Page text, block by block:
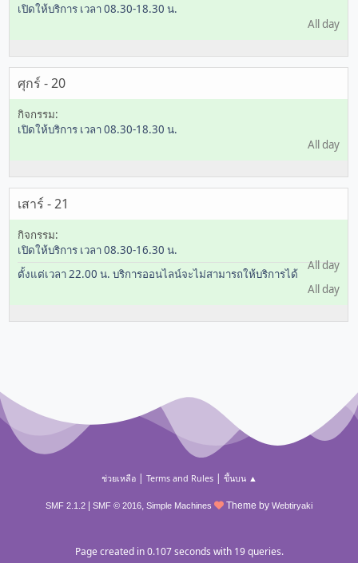
เปิดให้บริการ เวลา 08.30-18.30 น.
All day
ศุกร์ - 20
เปิดให้บริการ เวลา 08.30-18.30 น.
All day
เสาร์ - 21
เปิดให้บริการ เวลา 08.30-16.30 น.
All day
ตั้งแต่เวลา 22.00 น. บริการออนไลน์จะไม่สามารถให้บริการได้
All day
ช่วยเหลือ| Terms and Rules| ขึ้นบน ▲
SMF 2.1.2 SMF © 2016, Simple Machines Theme by Webtiryaki
Page created in 0.107 seconds with 19 queries.